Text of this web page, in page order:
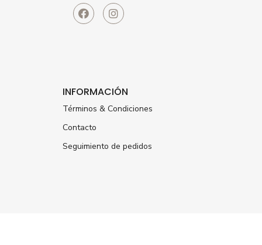
INFORMACIÓN
Términos & Condiciones
Contacto
Seguimiento de pedidos